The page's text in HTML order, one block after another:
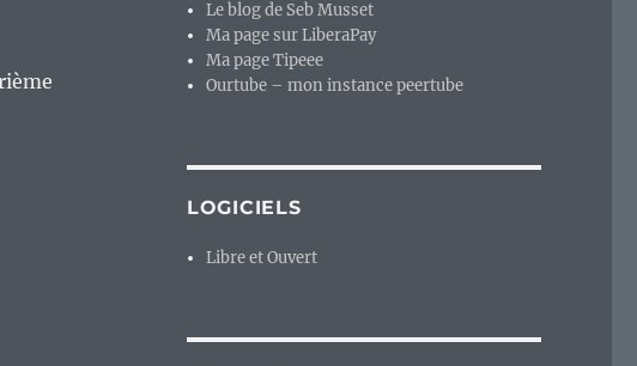
produisent. L’exemple avec Isabelle Rozenn-Mari »
Le blog de Seb Musset
Ma page sur LiberaPay
Ma page Tipeee
Ourtube – mon instance peertube
LOGICIELS
Libre et Ouvert